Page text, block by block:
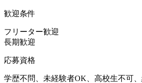
歓迎条件
フリーター歓迎
長期歓迎
応募資格
学歴不問、未経験者OK、高校生不可